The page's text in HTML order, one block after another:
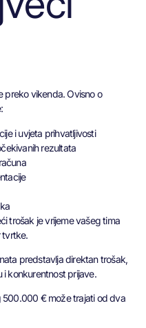
preko vikenda. Ovisno o
i uvjeta prihvatljivosti
rezultata
trošak je vrijeme vašeg tima
tvrtke.
predstavlja direktan trošak,
konkurentnost prijave.
500.000 € može trajati od dva